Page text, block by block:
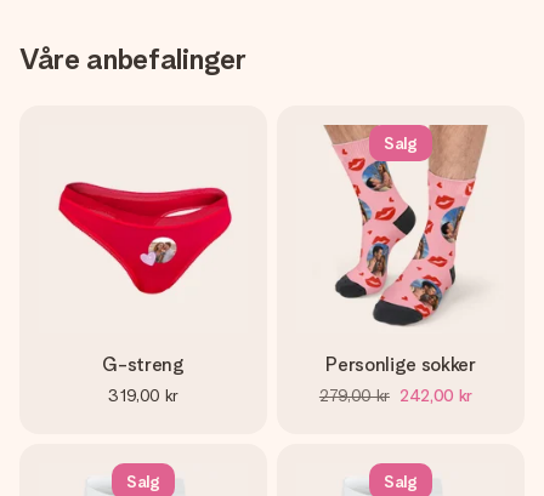
Våre anbefalinger
G-streng
319,00 kr
Salg
Personlige sokker
279,00 kr 242,00 kr
Salg Salg